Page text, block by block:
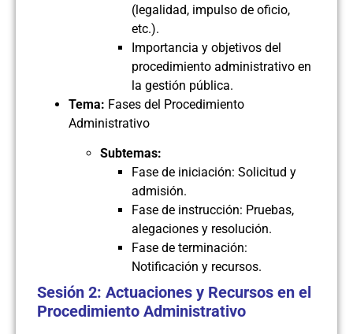
(legalidad, impulso de oficio,
etc.).
Importancia y objetivos del
procedimiento administrativo en
la gestión pública.
Tema: Fases del Procedimiento
Administrativo
Subtemas:
Fase de iniciación: Solicitud y
admisión.
Fase de instrucción: Pruebas,
alegaciones y resolución.
Fase de terminación:
Notificación y recursos.
Sesión 2: Actuaciones y Recursos en el
Procedimiento Administrativo